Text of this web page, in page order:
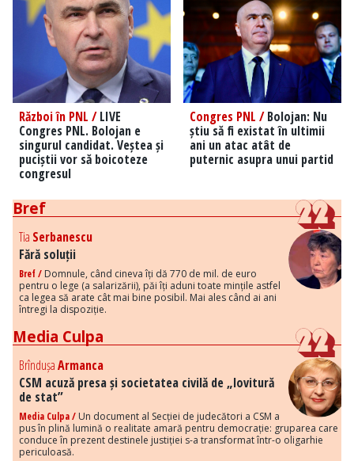
Război în PNL /LIVE
Congres PNL. Bolojan e
singurul candidat. Veștea și
puciștii vor să boicoteze
congresul
Congres PNL /Bolojan: Nu
știu să fi existat în ultimii
ani un atac atât de
puternic asupra unui partid
Bref
Tia Serbanescu
Fără soluții
Bref / Domnule, când cineva îți dă 770 de mil. de euro
pentru o lege (a salarizării), păi îți aduni toate mințile astfel
ca legea să arate cât mai bine posibil. Mai ales când ai ani
întregi la dispoziție.
Media Culpa
BrîndușaArmanca
CSM acuză presa și societatea civilă de „lovitură
de stat”
Media Culpa / Un document al Secției de judecători a CSM a
pus în plină lumină o realitate amară pentru democrație: gruparea care
conduce în prezent destinele justiției s-a transformat într-o oligarhie
periculoasă.